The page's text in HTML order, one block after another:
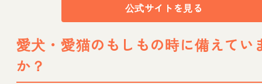
公式サイトを見る
愛犬・愛猫のもしもの時に備えてい
か？